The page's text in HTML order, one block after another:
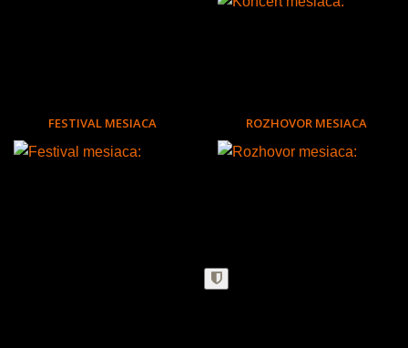
FESTIVAL MESIACA ROZHOVOR MESIACA